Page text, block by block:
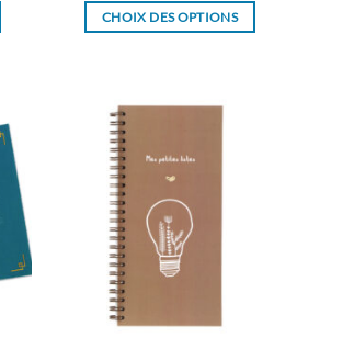
CHOIX DES OPTIONS
options
peuvent
être
choisies
la